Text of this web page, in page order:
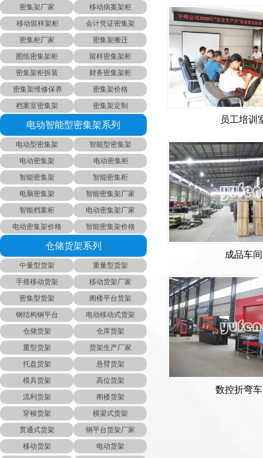
密集架厂家
移动病案架柜
移动留样架柜
会计凭证密集架
密集柜厂家
密集架搬迁
图纸密集架柜
留样密集架柜
密集架柜拆装
财务密集架柜
密集架维修保养
密集架价格
档案室密集架
密集架定制
电动智能型密集架系列
电动型密集架
智能型密集架
电动密集架
电动密集柜
智能密集架
智能密集柜
电脑密集架
智能密集架厂家
智能档案柜
电动密集架厂家
电动密集架价格
智能密集架价格
仓储货架系列
中量型货架
重量型货架
手摇移动货架
移动货架厂家
密集型货架
阁楼平台货架
钢结构钢平台
电动移动式货架
仓储货架
仓库货架
重型货架
货架生产厂家
托盘货架
悬臂货架
模具货架
高位货架
流利货架
阁楼货架
穿梭货架
横梁式货架
贯通式货架
钢平台货架厂家
移动货架
电动货架
员工培训
成品车间
数控折弯